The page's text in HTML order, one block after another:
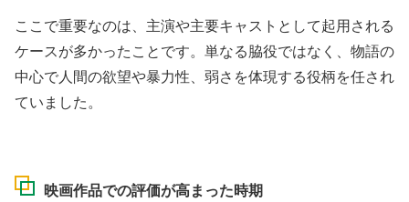
ここで重要なのは、主演や主要キャストとして起用される
ケースが多かったことです。単なる脇役ではなく、物語の
中心で人間の欲望や暴力性、弱さを体現する役柄を任され
ていました。
映画作品での評価が高まった時期